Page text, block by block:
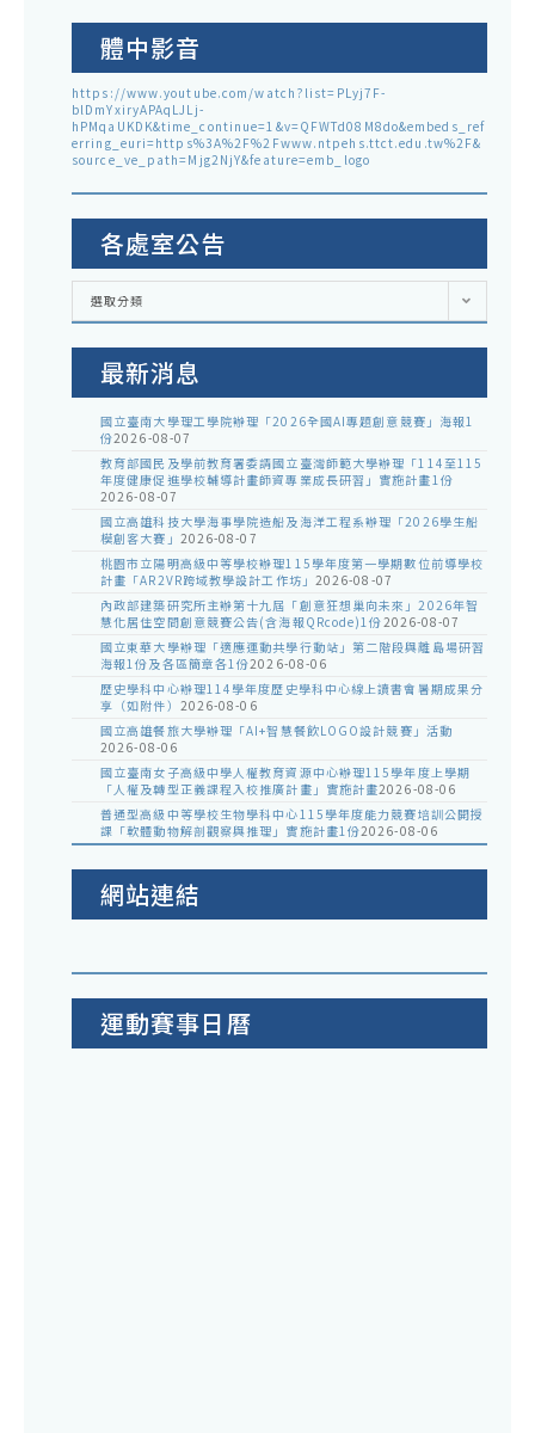
體中影音
https://www.youtube.com/watch?list=PLyj7F-
blDmYxiryAPAqLJLj-
hPMqaUKDK&time_continue=1&v=QFWTd08M8do&embeds_ref
erring_euri=https%3A%2F%2Fwww.ntpehs.ttct.edu.tw%2F&
source_ve_path=Mjg2NjY&feature=emb_logo
各處室公告
各
室
選取分類
最新消息
國立臺南大學理工學院辦理「2026全國AI專題創意競賽」海報1
份2026-08-07
教育部國民及學前教育署委請國立臺灣師範大學辦理「114至115
年度健康促進學校輔導計畫師資專業成長研習」實施計畫1份
2026-08-07
國立高雄科技大學海事學院造船及海洋工程系辦理「2026學生船
模創客大賽」 2026-08-07
桃園市立陽明高級中等學校辦理115學年度第一學期數位前導學校
計畫「AR2VR跨域教學設計工作坊」 2026-08-07
內政部建築研究所主辦第十九屆「創意狂想巢向未來」2026年智
慧化居住空間創意競賽公告(含海報QRcode)1份2026-08-07
國立東華大學辦理「適應運動共學行動站」第二階段與離島場研習
海報1份及各區簡章各1份2026-08-06
歷史學科中心辦理114學年度歷史學科中心線上讀書會暑期成果分
享（如附件） 2026-08-06
國立高雄餐旅大學辦理「AI+智慧餐飲LOGO設計競賽」活動
2026-08-06
國立臺南女子高級中學人權教育資源中心辦理115學年度上學期
「人權及轉型正義課程入校推廣計畫」實施計畫2026-08-06
普通型高級中等學校生物學科中心115學年度能力競賽培訓公開授
課「軟體動物解剖觀察與推理」實施計畫1份2026-08-06
網站連結
運動賽事日曆